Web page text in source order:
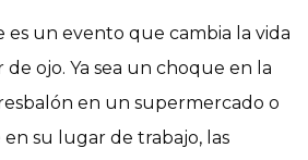
un evento que cambia la vida
ojo. Ya sea un choque en la
en un supermercado o
su lugar de trabajo, las